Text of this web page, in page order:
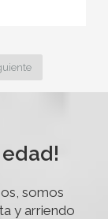
somos
y arriendo